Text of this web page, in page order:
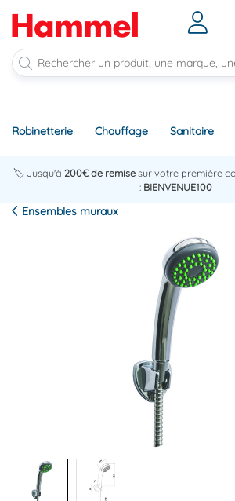
Robinetterie Chauffage Sanitaire
🏷️ Jusqu'à 200€ de remisesur votre première
: BIENVENUE100
Ensembles muraux